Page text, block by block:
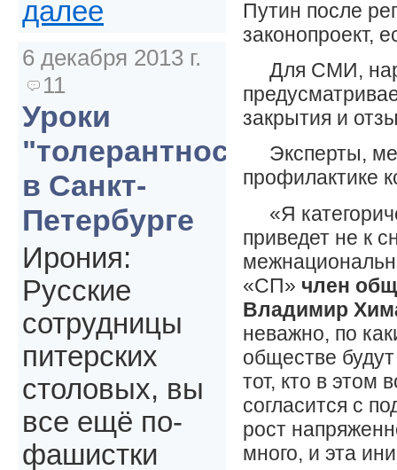
Путин после
законопроект,
Для СМИ,
закрытия и
Эксперты,
профилактике
«Я
приведет не к
«СП» член
Владимир
неважно, по
обществе
тот, кто в этом
согласится с
рост
много, и эта
далее
6 декабря 2013 г.
11
Уроки
"толерантности"
в Санкт-
Петербурге
Ирония:
Русские
сотрудницы
питерских
столовых, вы
все ещё по-
фашистки